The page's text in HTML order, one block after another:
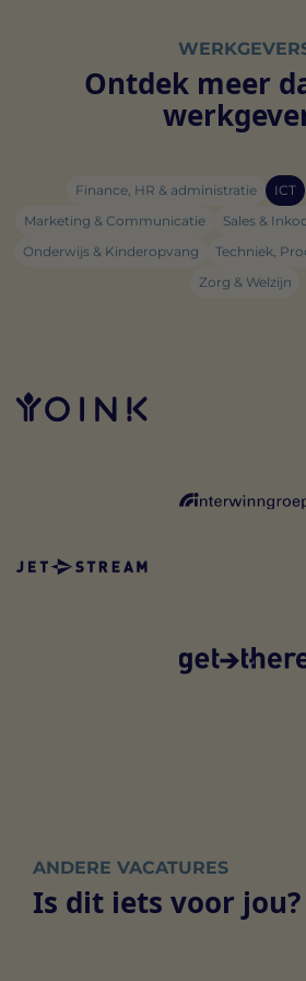
Ontdek meer
Finance, HR & administratie ICT
Marketing & Communicatie
Sales &
Onderwijs & Kinderopvang
Techniek,
Zorg & Welzijn
ANDERE VACATURES
Is dit iets voor jou?